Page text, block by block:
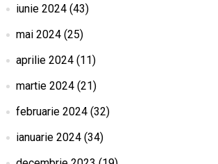
iunie 2024(43)
mai 2024(25)
aprilie 2024(11)
martie 2024(21)
februarie 2024(32)
ianuarie 2024(34)